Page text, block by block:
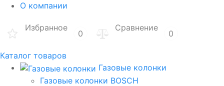
О компании
Избранное
0
Сравнение
0
Каталог товаров
Газовые колонки
Газовые колонки BOSCH